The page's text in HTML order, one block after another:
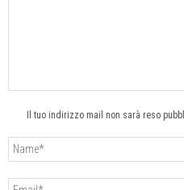
Il tuo indirizzo mail non sarà reso